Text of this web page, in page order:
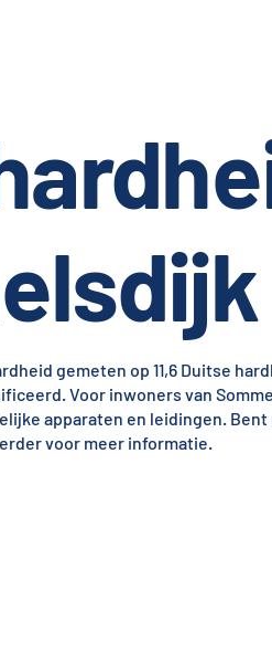
gemeten op 11,6 Duitse
Voor inwoners van
apparaten en leidingen.
voor meer informatie.